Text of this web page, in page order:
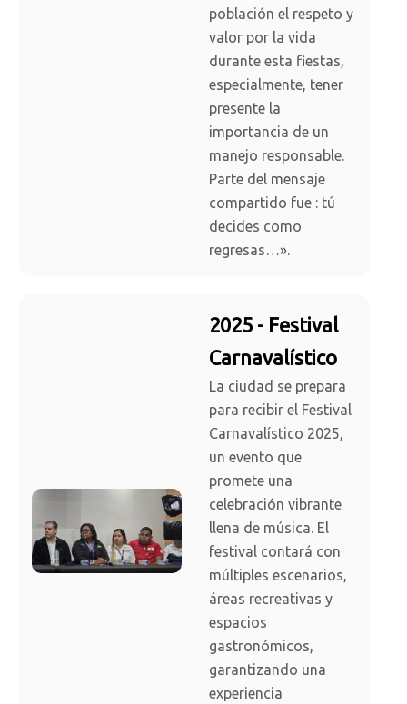
población el respeto y
valor por la vida
durante esta fiestas,
especialmente, tener
presente la
importancia de un
manejo responsable.
Parte del mensaje
compartido fue : tú
decides como
regresas…».
2025 - Festival
Carnavalístico
La ciudad se prepara
para recibir el Festival
Carnavalístico 2025,
un evento que
promete una
celebración vibrante
llena de música. El
festival contará con
múltiples escenarios,
áreas recreativas y
espacios
gastronómicos,
garantizando una
experiencia